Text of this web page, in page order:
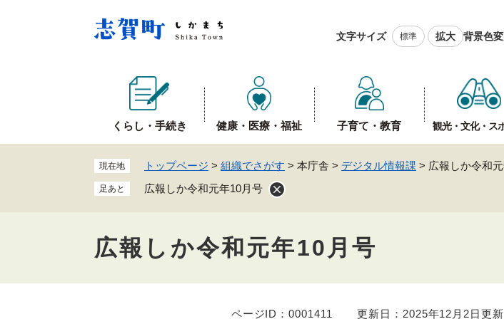
ー
ジ
。
文字サイズ 標準 拡大 背景色
くらし・手続き 健康・医療・福祉 子育て・教育 観光・文化・ス
現在地 トップページ > 組織でさがす > 本庁舎 > デジタル情報課 > 広報しか令和
足あと 広報しか令和元年10月号
広報しか令和元年10月号
ページID：0001411 更新日：2025年12月2日更新